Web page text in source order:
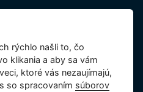
rýchlo našli to, čo
klikania a aby sa vám
ktoré vás nezaujímajú,
so spracovaním súborov